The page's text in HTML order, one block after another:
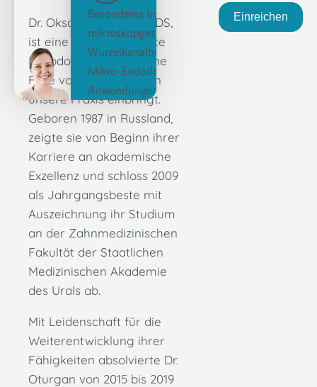
Besonderes Interesse an
mikroskopgestützten
Wurzelkanalbehandlungen,
Mikro-Endodontie, MTA-
Anwendungen
Einreichen
Dr. Oksana Oturgan, MDS,
ist eine hochqualifizierte
Endodontologin, die eine
Fülle von Fachwissen in
unsere Praxis einbringt.
Geboren 1987 in Russland,
zeigte sie von Beginn ihrer
Karriere an akademische
Exzellenz und schloss 2009
als Jahrgangsbeste mit
Auszeichnung ihr Studium
an der Zahnmedizinischen
Fakultät der Staatlichen
Medizinischen Akademie
des Urals ab.
Mit Leidenschaft für die
Weiterentwicklung ihrer
Fähigkeiten absolvierte Dr.
Oturgan von 2015 bis 2019